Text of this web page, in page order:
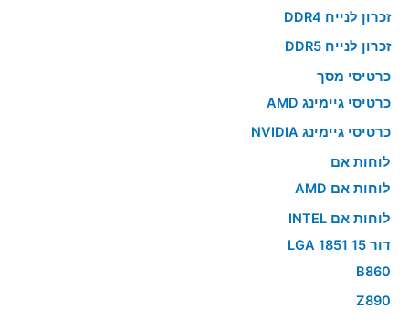
זכרון לנייח DDR4
זכרון לנייח DDR5
כרטיסי מסך
כרטיסי גיימינג AMD
כרטיסי גיימינג NVIDIA
לוחות אם
לוחות אם AMD
לוחות אם INTEL
דור 15 LGA 1851
B860
Z890